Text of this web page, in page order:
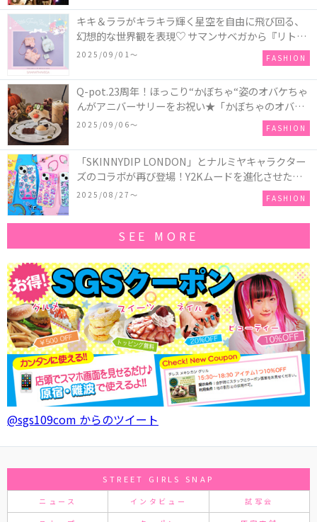
キキ＆ララがキラキラ輝く星空を自由に飛び回る、
幻想的な世界観を表現♡ サマンサベガから『リトル
ツインスターズ』50周年アニバーサリーイヤー』を
2025/09/01〜 FASHION
Q-pot.23周年！ほっこり“かぼちゃ“姿のオバケちゃ
んがアニバーサリーをお祝い★「かぼちゃのオバケ
ーキアクセサリー」が新発売！Q-pot CAFE.では
「かぼちゃのオバケーキプレート」も登場
2025/09/06〜 FASHION
「SKINNYDIP LONDON」とナルミヤキャラクター
ズのコラボが再び登場！Y2Kムードを進化させた新
作コレクションを発売♪
2025/08/27〜 FASHION
SEE MORE
@sgs109com からのツイート
STREET GIRLS SNAP
ニュース インタビュー 試写会